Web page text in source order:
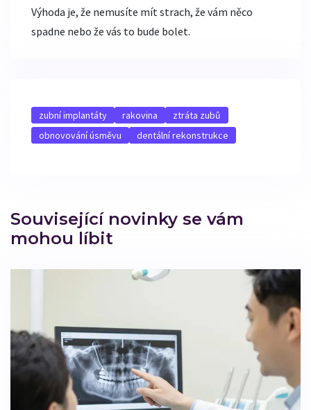
Výhoda je, že nemusíte mít strach, že vám něco
spadne nebo že vás to bude bolet.
zubní implantáty rakovina
ztráta zubů
obnovování úsměvu
dentální rekonstrukce
Související novinky se vám
mohou líbit